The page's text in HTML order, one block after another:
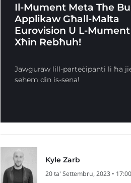
Il-Mument Meta The
Applikaw Għall-Malta
Eurovision U L-
Xħin Rebħuh!
Jawguraw lill-parteċipanti li ħa
sehem din is-sena!
Kyle Zarb
20 ta' Settembru, 2023 • 17:00